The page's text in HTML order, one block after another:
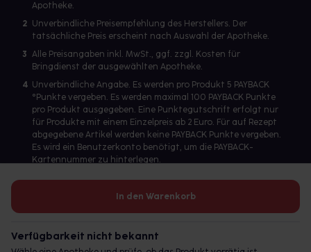
In den Warenkorb
Verfügbarkeit nicht bekannt
Apotheke.
2 Unverbindliche Preisempfehlung des Herstellers. Der
tatsächliche Preis erscheint nach Auswahl der Apotheke.
3 Alle Preisangaben inkl. MwSt., ggf. zzgl. Kosten für
Bringdienst der ausgewählten Apotheke.
4 Unverbindliche Angabe. Es werden pro Produkt 5 PAYBACK
°Punkte vergeben. Es werden maximal 100 PAYBACK Punkte
pro Produkt ausgegeben. Eine Punktegutschrift erfolgt nur
für Produkte mit einem Einzelpreis ab 2 Euro. Für auf Rezept
abgegebene Artikel werden keine PAYBACK Punkte vergeben.
Es wird ein Benutzerkonto benötigt, um die PAYBACK-
Kartennummer zu hinterlegen.
Betreiber des Portals und verantwortlich: gesund.de GmbH &
© 2026 gesund.de GmbH & Co. KG